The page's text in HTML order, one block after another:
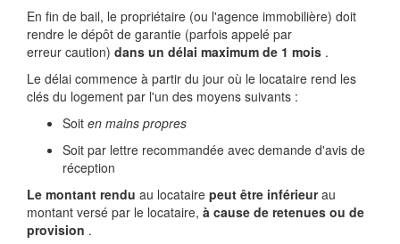
En fin de bail, le propriétaire (ou l'agence immobilière) doit
rendre le dépôt de garantie (parfois appelé par
erreur caution) dans un délai maximum de 1 mois .
Le délai commence à partir du jour où le locataire rend les
clés du logement par l'un des moyens suivants :
Soit en mains propres
Soit par lettre recommandée avec demande d'avis de
réception
Le montant rendu au locataire peut être inférieur au
montant versé par le locataire, à cause de retenues ou de
provision .